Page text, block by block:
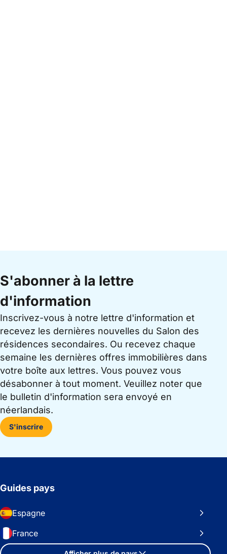
S'abonner à la lettre
d'information
Inscrivez-vous à notre lettre d'information et
recevez les dernières nouvelles du Salon des
résidences secondaires. Ou recevez chaque
semaine les dernières offres immobilières dans
votre boîte aux lettres. Vous pouvez vous
désabonner à tout moment. Veuillez noter que
le bulletin d'information sera envoyé en
néerlandais.
S'inscrire
Guides pays
Espagne
France